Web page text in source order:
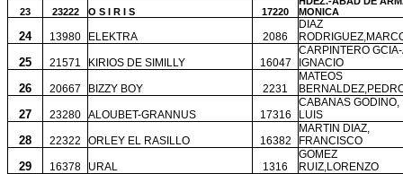
23 23222 O S I R I S 17220
MONICA
24 13980 ELEKTRA 2086
DIAZ
25 21571 KIRIOS DE SIMILLY 16047
CARPINTERO
IGNACIO
26 20667 BIZZY BOY 2231
MATEOS
27 23280 ALOUBET-GRANNUS 17316
CABANAS GODINO,
LUIS
28 22322 ORLEY EL RASILLO 16382
MARTIN DIAZ,
FRANCISCO
29 16378 URAL 1316
GOMEZ
RUIZ,LORENZO